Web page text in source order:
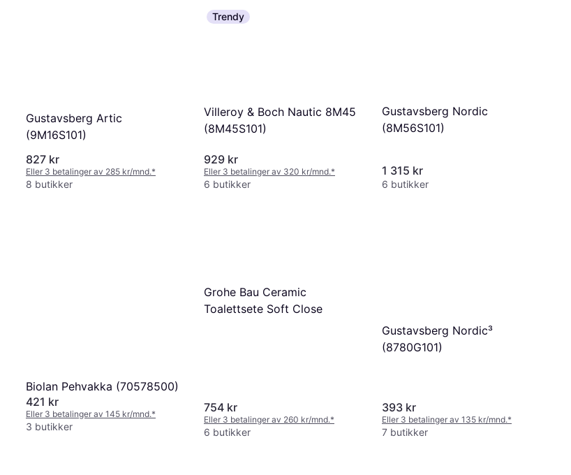
Gustavsberg Artic
(9M16S101)
827 kr
Eller 3 betalinger av 285 kr/mnd.*
8 butikker
Trendy
Villeroy & Boch Nautic 8M45
(8M45S101)
929 kr
Eller 3 betalinger av 320 kr/mnd.*
6 butikker
Gustavsberg Nordic
(8M56S101)
1 315 kr
6 butikker
Biolan Pehvakka (70578500)
421 kr
Eller 3 betalinger av 145 kr/mnd.*
3 butikker
Grohe Bau Ceramic
Toalettsete Soft Close
754 kr
Eller 3 betalinger av 260 kr/mnd.*
6 butikker
Gustavsberg Nordic³
(8780G101)
393 kr
Eller 3 betalinger av 135 kr/mnd.*
7 butikker